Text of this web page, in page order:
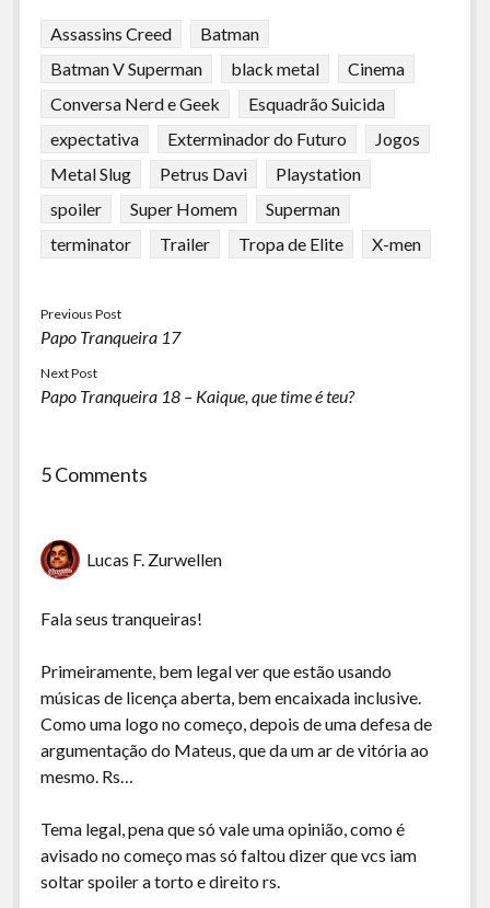
Assassins Creed
Batman
Batman V Superman
black metal
Cinema
Conversa Nerd e Geek
Esquadrão Suicida
expectativa
Exterminador do Futuro
Jogos
Metal Slug
Petrus Davi
Playstation
spoiler
Super Homem
Superman
terminator
Trailer Tropa de Elite X-men
Previous Post
Papo Tranqueira 17
Next Post
Papo Tranqueira 18 – Kaique, que time é teu?
5 Comments
Lucas F. Zurwellen
Fala seus tranqueiras!
Primeiramente, bem legal ver que estão usando
músicas de licença aberta, bem encaixada inclusive.
Como uma logo no começo, depois de uma defesa de
argumentação do Mateus, que da um ar de vitória ao
mesmo. Rs…
Tema legal, pena que só vale uma opinião, como é
avisado no começo mas só faltou dizer que vcs iam
soltar spoiler a torto e direito rs.